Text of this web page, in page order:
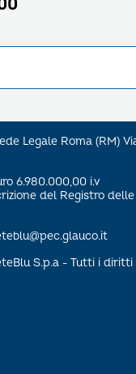
Legale Roma (RM)
6.980.000,00 i.v
del Registro
S.p.a - Tutti i diritti